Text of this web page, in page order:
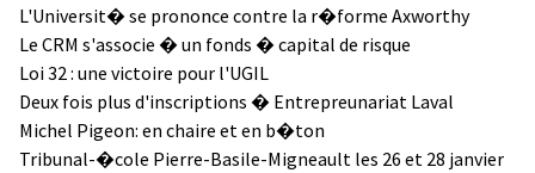
L'Universit� se prononce contre la r�forme Axworthy
Le CRM s'associe � un fonds � capital de risque
Loi 32 : une victoire pour l'UGIL
Deux fois plus d'inscriptions � Entrepreunariat Laval
Michel Pigeon: en chaire et en b�ton
Tribunal-�cole Pierre-Basile-Migneault les 26 et 28 janvier